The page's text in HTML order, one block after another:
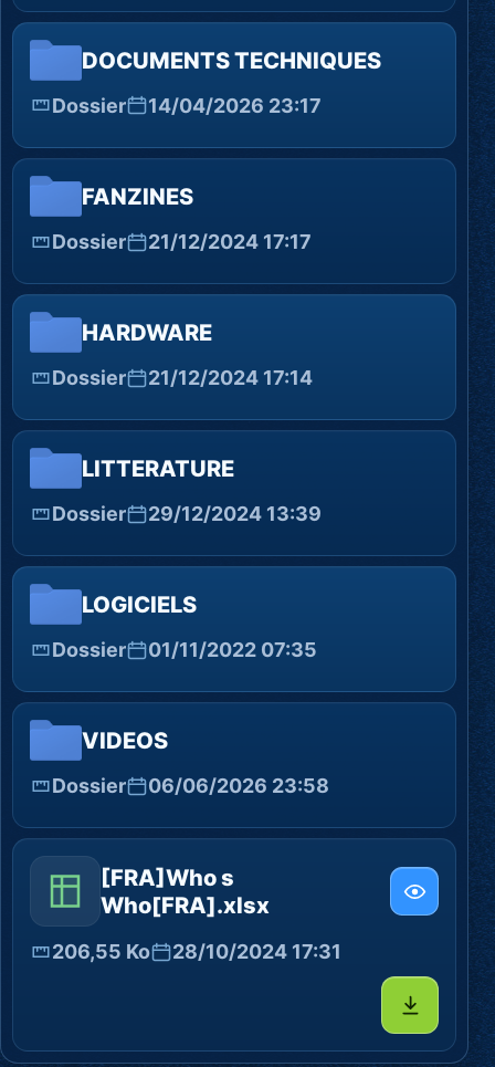
DOCUMENTS TECHNIQUES
Dossier 14/04/2026 23:17
FANZINES
Dossier 21/12/2024 17:17
HARDWARE
Dossier 21/12/2024 17:14
LITTERATURE
Dossier 29/12/2024 13:39
LOGICIELS
Dossier 01/11/2022 07:35
VIDEOS
Dossier 06/06/2026 23:58
[FRA]Who s
Who[FRA].xlsx
206,55 Ko 28/10/2024 17:31